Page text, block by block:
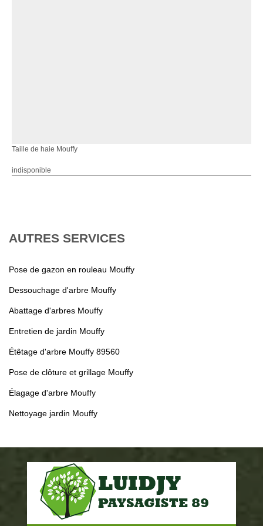
Taille de haie Mouffy
indisponible
AUTRES SERVICES
Pose de gazon en rouleau Mouffy
Dessouchage d'arbre Mouffy
Abattage d'arbres Mouffy
Entretien de jardin Mouffy
Étêtage d'arbre Mouffy 89560
Pose de clôture et grillage Mouffy
Élagage d'arbre Mouffy
Nettoyage jardin Mouffy